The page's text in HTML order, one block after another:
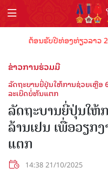
ຕ້ອນຮັບປີທ່ອງທ່ຽວລາວ
ຂ່າວການຮ່ວມມື
ລັດຖະບານຍີ່ປຸ່ນໃຫ້ການຊ່ວຍເຫຼືອ
ລະເບີດບໍ່ທັນແຕກ
ລັດຖະບານຍີ່ປຸ່ນໃຫ້
ລ້ານເຢນ ເພື່ອວຽກ
ແຕກ
14:38 21/10/2025